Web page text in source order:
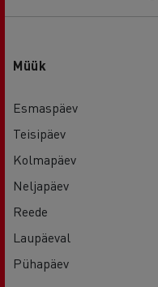
Müük
Esmaspäev
Teisipäev
Kolmapäev
Neljapäev
Reede
Laupäeval
Pühapäev